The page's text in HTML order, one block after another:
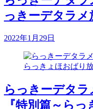
っきーデタラメ
2022年1月29日
らっきーデタ
『特別篇～ら